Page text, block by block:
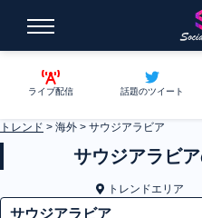
ライブ配信 話題のツイート
トレンド > 海外 > サウジアラビア
サウジアラビ
トレンドエリア